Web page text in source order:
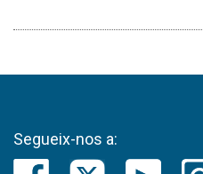
Segueix-nos a: